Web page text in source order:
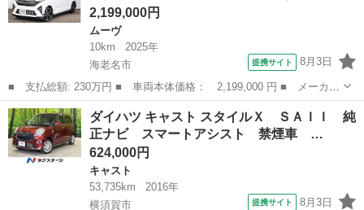
2,199,000円
ムーヴ
10km
2025年
海老名市
提携サイト 8月3日
■ 支払総額: 230万円 ■ 車両本体価格： 2,199,000 円 ■ メーカー
名： ダイハツ ■ 車種名： ムーヴ ■ グレード名： ＲＳ アナ
ザースタイルＰＫＧダンディスポーツ コンフォーダブルパック 純
正１０型ナ...
神奈川 海老名市 ムーヴ
ダイハツ キャスト スタイルＸ ＳＡＩＩ 純
正ナビ スマートアシスト 禁煙車 …
624,000円
キャスト
53,735km
2016年
横須賀市
提携サイト 8月3日